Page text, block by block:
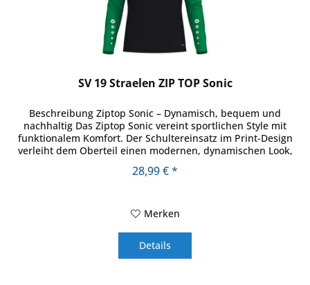
SV 19 Straelen ZIP TOP Sonic
Beschreibung Ziptop Sonic – Dynamisch, bequem und
nachhaltig Das Ziptop Sonic vereint sportlichen Style mit
funktionalem Komfort. Der Schultereinsatz im Print-Design
verleiht dem Oberteil einen modernen, dynamischen Look,
28,99 € *
Merken
Details